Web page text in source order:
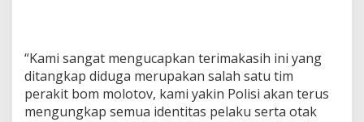
“Kami sangat mengucapkan terimakasih ini yang
ditangkap diduga merupakan salah satu tim
perakit bom molotov, kami yakin Polisi akan terus
mengungkap semua identitas pelaku serta otak